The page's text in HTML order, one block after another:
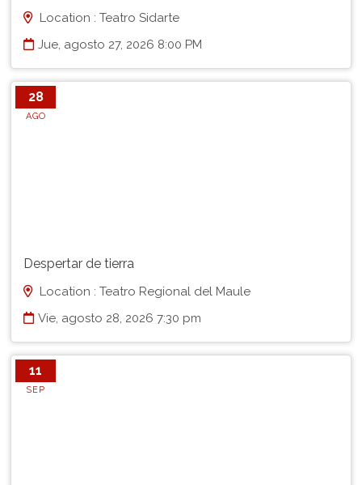
Location : Teatro Sidarte
Jue, agosto 27, 2026 8:00 PM
28
AGO
Despertar de tierra
Location : Teatro Regional del Maule
Vie, agosto 28, 2026 7:30 pm
11
SEP